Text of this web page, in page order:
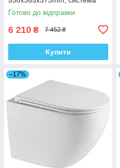
змиву Tornado 1.0 (MP6477)
Готово до відправки
6 210 ₴ 7 452 ₴
Купити
–17%